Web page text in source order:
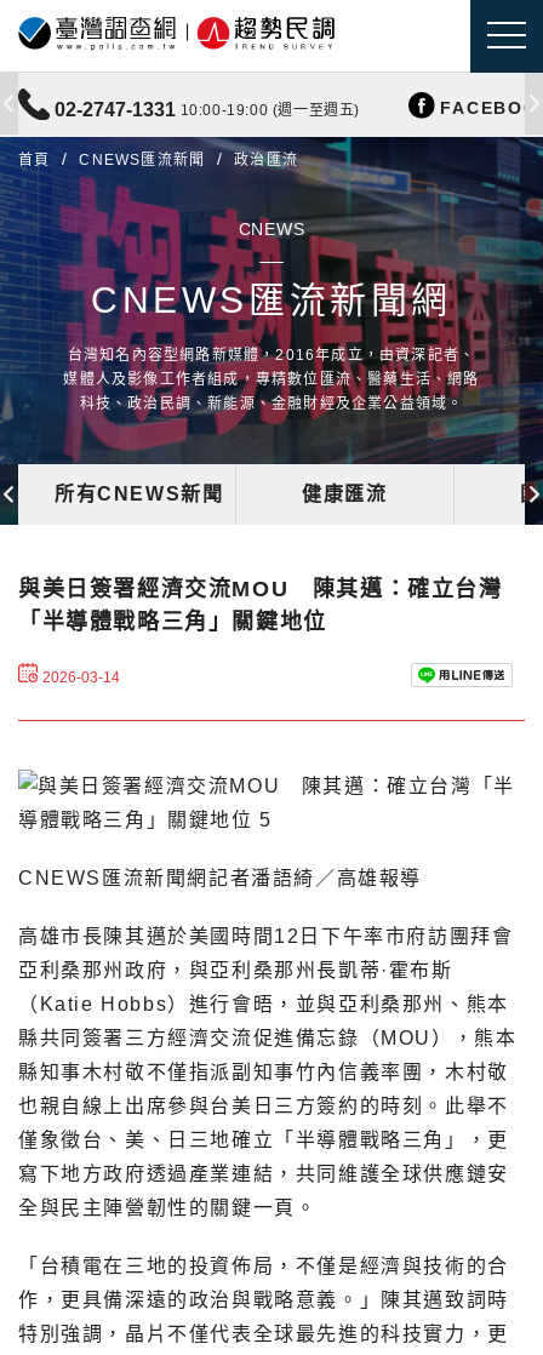
02-2747-1331 10:00-19:00 (週一至週五)
首頁 CNEWS匯流新聞 政治匯流
CNEWS
CNEWS匯流新聞網
台灣知名內容型網路新媒體，2016年成立，由資深記者、
媒體人及影像工作者組成，專精數位匯流、醫藥生活、網路
科技、政治民調、新能源、金融財經及企業公益領域。
所有CNEWS新聞 健康匯流
與美日簽署經濟交流MOU 陳其邁：確立台灣
「半導體戰略三角」關鍵地位
2026-03-14
CNEWS匯流新聞網記者潘語綺／高雄報導
高雄市長陳其邁於美國時間12日下午率市府訪團拜會
亞利桑那州政府，與亞利桑那州長凱蒂·霍布斯
（Katie Hobbs）進行會晤，並與亞利桑那州、熊本
縣共同簽署三方經濟交流促進備忘錄（MOU），熊本
縣知事木村敬不僅指派副知事竹內信義率團，木村敬
也親自線上出席參與台美日三方簽約的時刻。此舉不
僅象徵台、美、日三地確立「半導體戰略三角」，更
寫下地方政府透過產業連結，共同維護全球供應鏈安
全與民主陣營韌性的關鍵一頁。
「台積電在三地的投資佈局，不僅是經濟與技術的合
作，更具備深遠的政治與戰略意義。」陳其邁致詞時
特別強調，晶片不僅代表全球最先進的科技實力，更